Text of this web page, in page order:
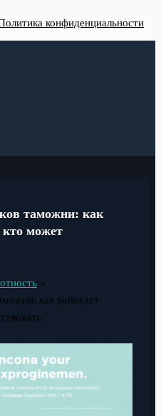
конфиденциальности
таможни: как
кто может
как работает